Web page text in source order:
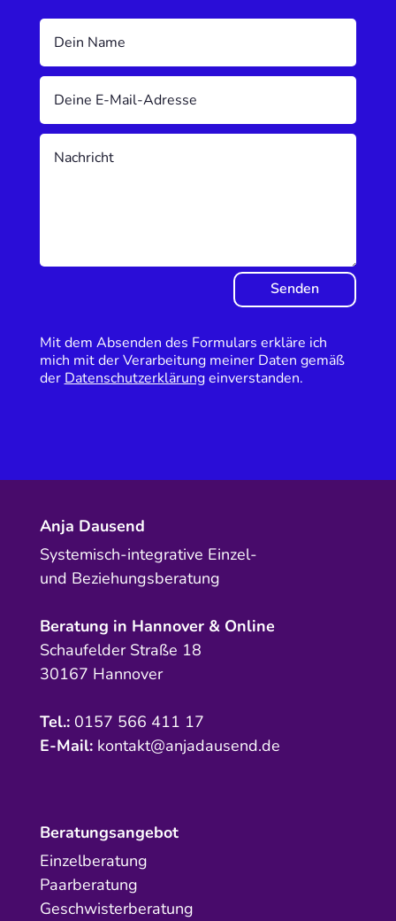
Senden
Mit dem Absenden des Formulars erkläre ich
mich mit der Verarbeitung meiner Daten gemäß
der Datenschutzerklärungeinverstanden.
Anja Dausend
Systemisch-integrative Einzel-
und Beziehungsberatung
Beratung in Hannover & Online
Schaufelder Straße 18
30167 Hannover
Tel.:0157 566 411 17
E-Mail:kontakt@anjadausend.de
Beratungsangebot
Einzelberatung
Paarberatung
Geschwisterberatung